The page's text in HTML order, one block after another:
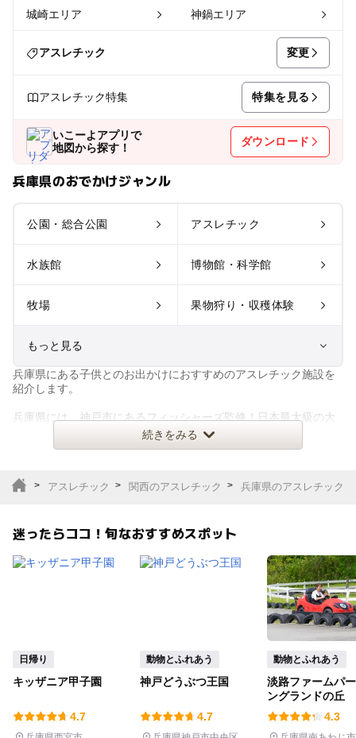
城崎エリア 神鍋エリア
アスレチック 変更
アスレチック特集 特集を見る
いこーよアプリで
地図から探す！
ダウンロード
兵庫県のおでかけジャンル
公園・総合公園 アスレチック
水族館 博物館・科学館
牧場 果物狩り・収穫体験
もっと見る
室内遊び場
テーマパーク
ク
釣り 自然景観
工場見学 体験施設
展望台 美術館
兵庫県にある子供とのお出かけにおすすめのアスレチック施設を
紹介します。
兵庫県には、神戸市にあるフィッシャーズ監修！日本最大級の大
続きをみる
アスレチック 関西のアスレチック 兵庫県のアスレチック
迷ったらココ！旬なおすすめスポット
日帰り
キッザニア甲子園
4.7
動物とふれあう
神戸どうぶつ王国
4.7
動物とふれあう
淡路ファームパ
ングランドの丘
4.3